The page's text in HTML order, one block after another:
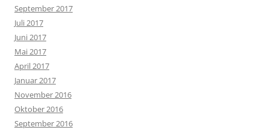
September 2017
Juli 2017
Juni 2017
Mai 2017
April 2017
Januar 2017
November 2016
Oktober 2016
September 2016